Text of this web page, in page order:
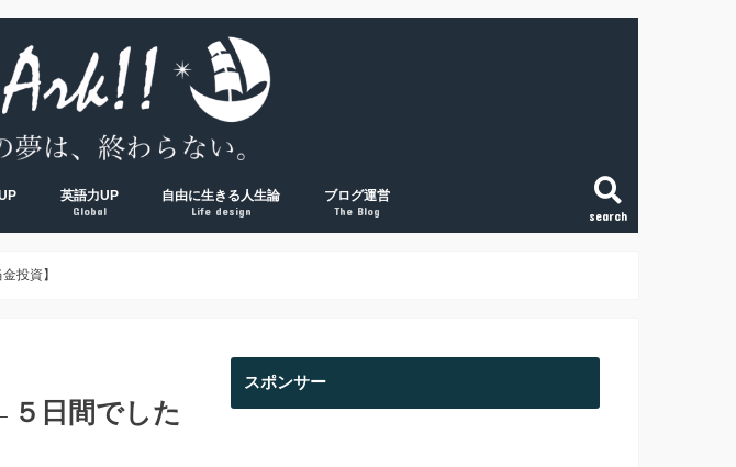
search
英語力UP
Global
自由に生きる人生論
Life design
ブログ運営
The Blog
投資】
日間でした
スポンサー